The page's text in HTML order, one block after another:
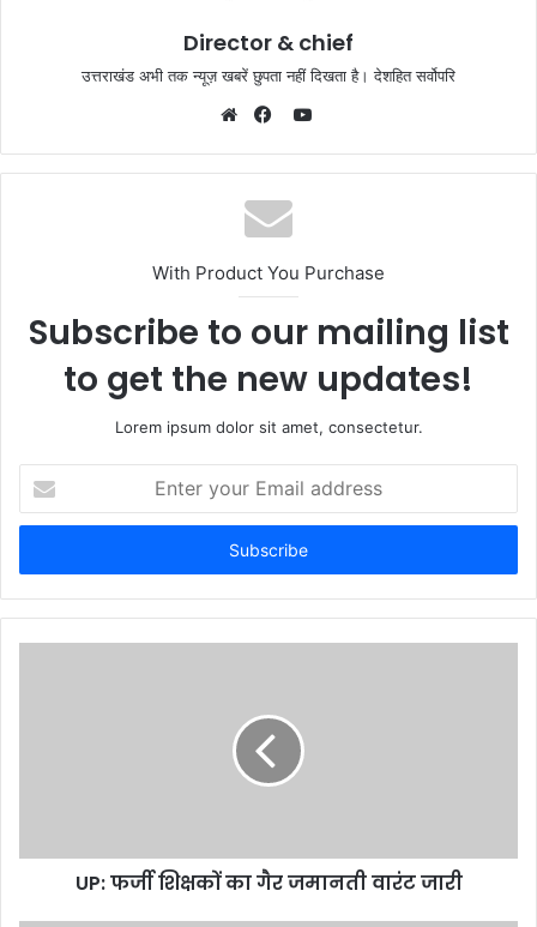
Director & chief
उत्तराखंड अभी तक न्यूज़ खबरें छुपता नहीं दिखता है। देशहित सर्वोपरि
YouTube
With Product You Purchase
Subscribe to our mailing list
to get the new updates!
Lorem ipsum dolor sit amet, consectetur.
your
Email
UP: फर्जी शिक्षकों का गैर जमानती वारंट जारी